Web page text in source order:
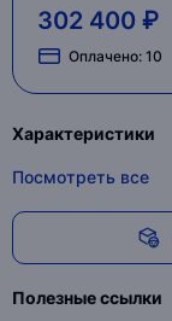
302 400 ₽
Оплачено: 10
Характеристики
Посмотреть все
Полезные ссылки